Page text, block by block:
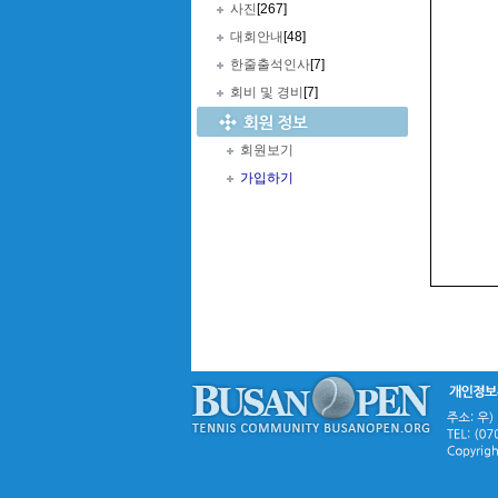
사진 [267]
대회안내 [48]
한줄출석인사[7]
회비 및 경비 [7]
회원보기
가입하기